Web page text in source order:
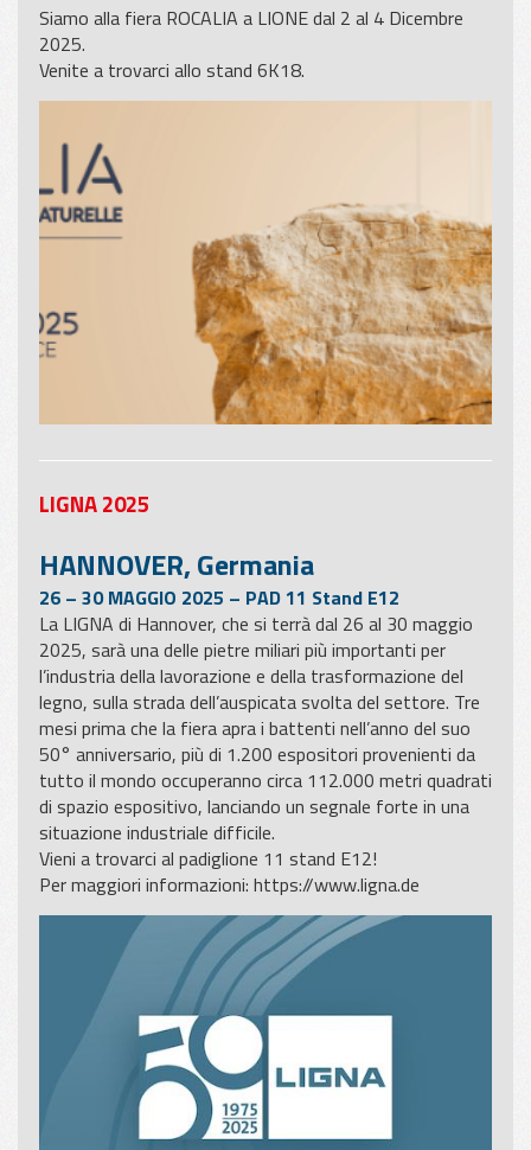
Siamo alla fiera ROCALIA a LIONE dal 2 al 4 Dicembre
2025.
Venite a trovarci allo stand 6K18.
LIGNA 2025
HANNOVER, Germania
26 – 30 MAGGIO 2025 – PAD 11 Stand E12
La LIGNA di Hannover, che si terrà dal 26 al 30 maggio
2025, sarà una delle pietre miliari più importanti per
l’industria della lavorazione e della trasformazione del
legno, sulla strada dell’auspicata svolta del settore. Tre
mesi prima che la fiera apra i battenti nell’anno del suo
50° anniversario, più di 1.200 espositori provenienti da
tutto il mondo occuperanno circa 112.000 metri quadrati
di spazio espositivo, lanciando un segnale forte in una
situazione industriale difficile.
Vieni a trovarci al padiglione 11 stand E12!
Per maggiori informazioni: https://www.ligna.de